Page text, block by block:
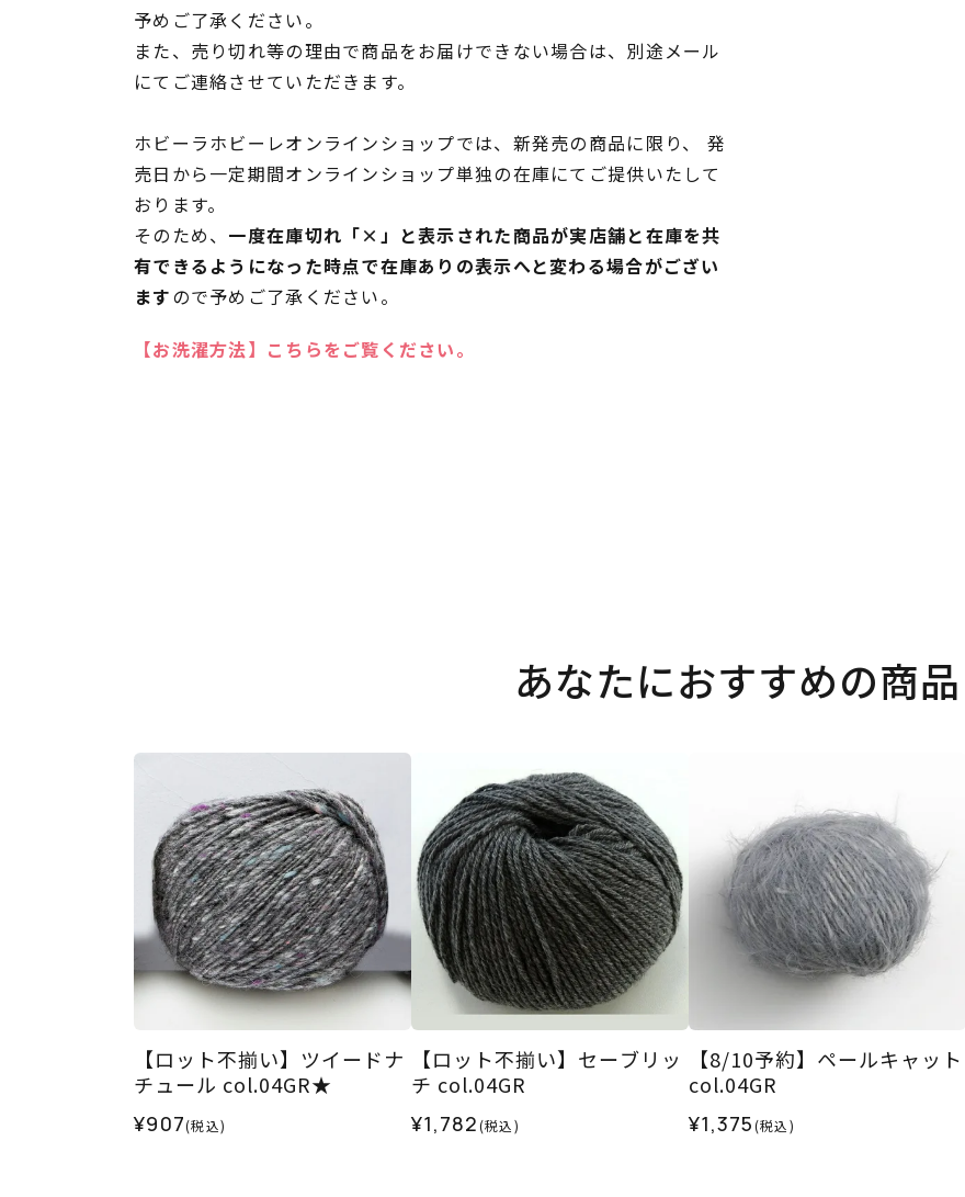
予めご了承ください。
また、売り切れ等の理由で商品をお届けできない場合は、別途メール
にてご連絡させていただきます。
ホビーラホビーレオンラインショップでは、新発売の商品に限り、 発
売日から一定期間オンラインショップ単独の在庫にてご提供いたして
おります。
そのため、 一度在庫切れ「×」と表示された商品が実店舗と在庫を共
有できるようになった時点で在庫ありの表示へと変わる場合がござい
ますので予めご了承ください。
【お洗濯方法】こちらをご覧ください。
あなたにおすすめの商品
【ロット不揃い】ツイードナ
チュール col.04GR★
¥907(税込)
【ロット不揃い】セーブリッ
チ col.04GR
¥1,782(税込)
【8/10予約】ペールキャット
col.04GR
¥1,375(税込)